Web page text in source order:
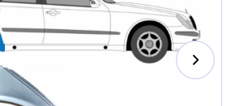
Suomen
Lietuvių